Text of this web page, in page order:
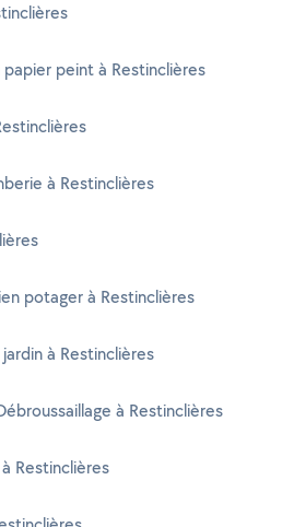
papier peint à Restinclières
à Restinclières
potager à Restinclières
à Restinclières
à Restinclières
Restinclières